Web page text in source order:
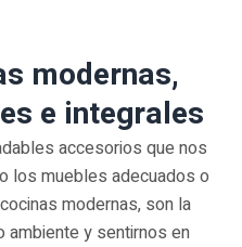
modernas,
e integrales
accesorios que nos
los muebles adecuados o
modernas, son la
ambiente y sentirnos en